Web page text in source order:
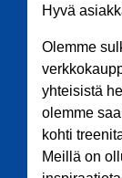
Hyvä
Olemme
yhteisistä
olemme
kohti
Meillä on